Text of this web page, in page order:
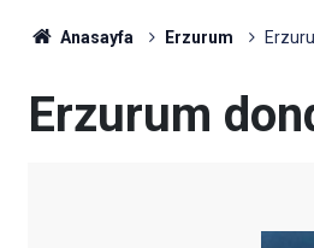
Anasayfa Erzurum
Erzurum